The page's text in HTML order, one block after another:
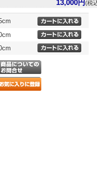
13,000円(税